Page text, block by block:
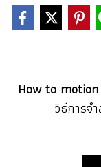
How to
วิธีการจ